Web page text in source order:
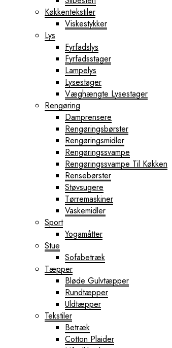
Køkkentekstiler
Viskestykker
Lys
Fyrfadslys
Fyrfadsstager
Lampelys
Lysestager
Væghængte Lysestager
Rengøring
Damprensere
Rengøringsbørster
Rengøringsmidler
Rengøringssvampe
Rengøringssvampe Til Køkken
Rensebørster
Støvsugere
Tørremaskiner
Vaskemidler
Sport
Yogamåtter
Stue
Sofabetræk
Tæpper
Bløde Gulvtæpper
Rundtæpper
Uldtæpper
Tekstiler
Betræk
Cotton Plaider